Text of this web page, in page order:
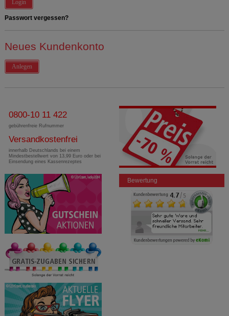
Login
Passwort vergessen?
Neues Kundenkonto
Anlegen
0800-10 11 422
gebührenfreie Rufnummer
Versandkostenfrei
innerhalb Deutschlands bei einem
Mindestbestellwert von 13,99 Euro oder bei
Einsendung eines Kassenrezeptes
Bewertung